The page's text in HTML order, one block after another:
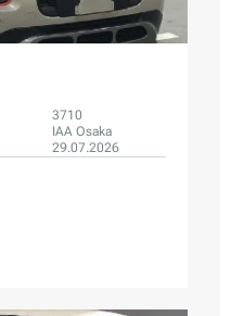
3710
IAA Osaka
29.07.2026